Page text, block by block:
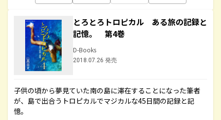
とろとろトロピカル ある旅の記録と
記憶。 第4巻
D-Books
2018.07.26 発売
子供の頃から夢見ていた南の島に滞在することになった筆者
が、島で出合うトロピカルでマジカルな45日間の記録と記
憶。